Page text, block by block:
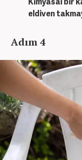
eldiven
Adım 4